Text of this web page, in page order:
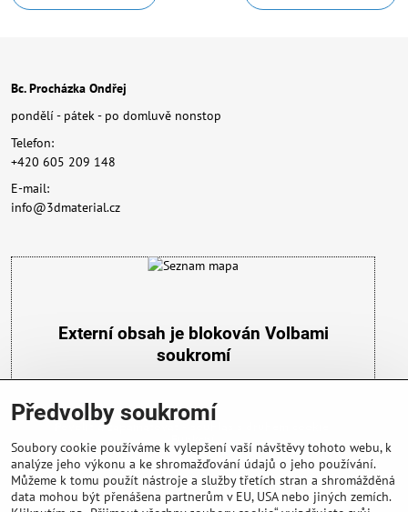
Bc. Procházka Ondřej
pondělí - pátek - po domluvě nonstop
Telefon:
+420 605 209 148
E-mail:
info@3dmaterial.cz
Externí obsah je blokován Volbami
soukromí
Přejete si načíst externí obsah?
Povolit a zapamatovat - souhlas s druhem cookie:
Funkční
Předvolby soukromí
Soubory cookie používáme k vylepšení vaší návštěvy tohoto webu, k
analýze jeho výkonu a ke shromažďování údajů o jeho používání.
Můžeme k tomu použít nástroje a služby třetích stran a shromážděná
data mohou být přenášena partnerům v EU, USA nebo jiných zemích.